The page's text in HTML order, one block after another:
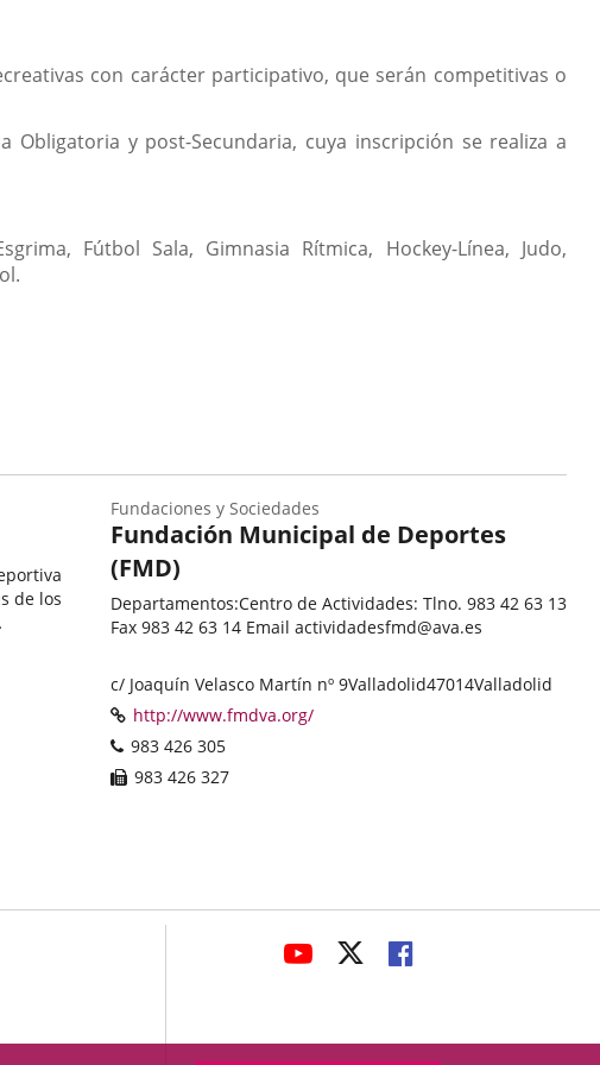
con carácter participativo, que serán competitivas o
Obligatoria y post-Secundaria, cuya inscripción se realiza a
Fútbol Sala, Gimnasia Rítmica, Hockey-Línea, Judo,
de los
Fundación Municipal de Deportes
(FMD)
Departamentos:Centro de Actividades: Tlno. 983 42 63 13
Fax 983 42 63 14 Email actividadesfmd@ava.es
Categoría
Fundaciones y Sociedades
Adresse
postale
c/ Joaquín Velasco Martín nº 9Valladolid47014Valladolid
Page
Web
http://www.fmdva.org/Enlace
Téléphones
983 426 305
Fax
983 426 327
ENLACE
APLICACIÓN
ENLACE
APLICACIÓN
ENLACE
APLICACIÓN